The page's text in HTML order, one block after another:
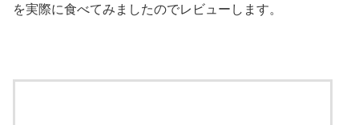
を実際に食べてみましたのでレビューします。